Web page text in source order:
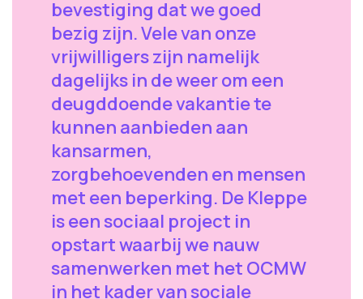
bevestiging dat we goed
bezig zijn. Vele van onze
vrijwilligers zijn namelijk
dagelijks in de weer om een
deugddoende vakantie te
kunnen aanbieden aan
kansarmen,
zorgbehoevenden en mensen
met een beperking. De Kleppe
is een sociaal project in
opstart waarbij we nauw
samenwerken met het OCMW
in het kader van sociale